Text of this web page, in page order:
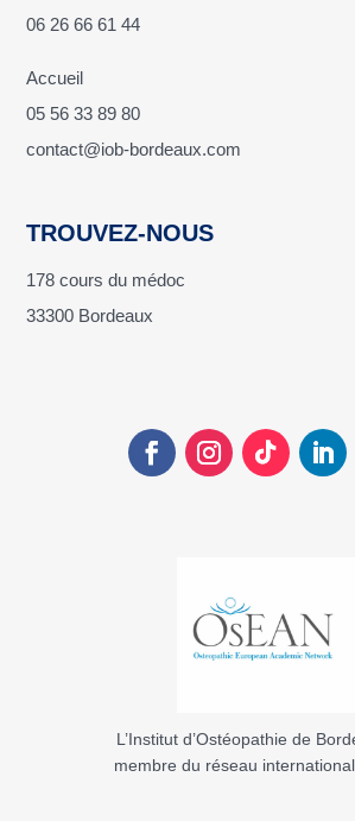
06 26 66 61 44
Accueil
05 56 33 89 80
contact@iob-bordeaux.com
TROUVEZ-NOUS
178 cours du médoc
33300 Bordeaux
L’Institut d’Ostéopathie de
membre du réseau international